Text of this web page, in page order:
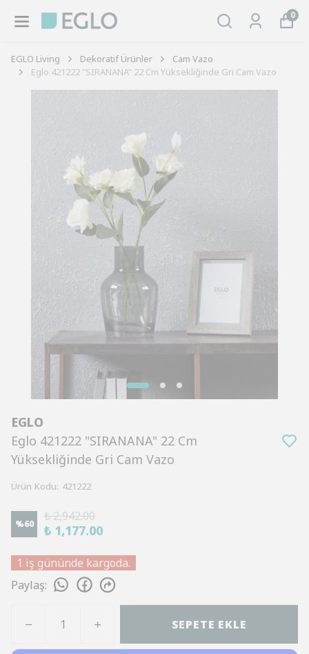
0
EGLO Living Dekoratif Ürünler
Cam Vazo
Eglo 421222 "SIRANANA" 22 Cm Yüksekliğinde Gri Cam Vazo
EGLO
Eglo 421222 "SIRANANA" 22 Cm
Yüksekliğinde Gri Cam Vazo
Ürün Kodu: 421222
%60
₺ 2,942.00
₺ 1,177.00
1 iş gününde kargoda.
Paylaş:
SEPETE EKLE